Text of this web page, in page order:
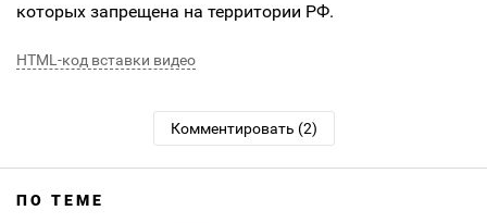
которых запрещена на территории РФ.
HTML-код вставки видео
Комментировать (2)
ПО ТЕМЕ